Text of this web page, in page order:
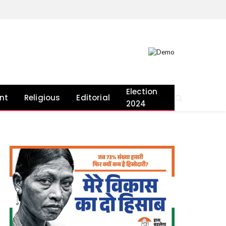
Religious Editorial
Election
2024